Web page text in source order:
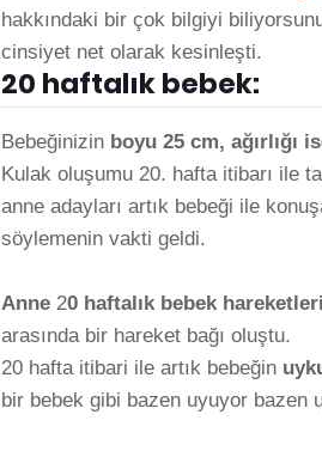
hakkındaki bir çok bilgiyi
cinsiyet net olarak kesinleşti.
20 haftalık bebek:
Bebeğinizin boyu 25 cm, ağırlığı
Kulak oluşumu 20. hafta itibarı ile
anne adayları artık bebeği ile
söylemenin vakti geldi.
Anne 20 haftalık bebek
arasında bir hareket bağı oluştu.
20 hafta itibari ile artık bebeğin
bir bebek gibi bazen uyuyor bazen